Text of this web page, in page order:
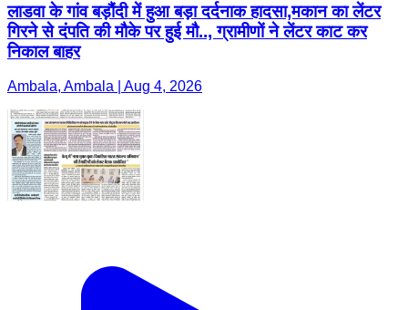
लाडवा के गांव बड़ौंदी में हुआ बड़ा दर्दनाक हादसा,मकान का लेंटर
गिरने से दंपति की मौके पर हुई मौ.., ग्रामीणों ने लेंटर काट कर
निकाल बाहर
Ambala, Ambala | Aug 4, 2026